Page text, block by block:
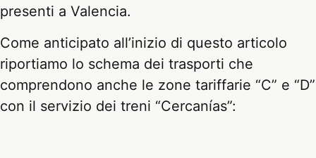
presenti a Valencia.
Come anticipato all’inizio di questo articolo
riportiamo lo schema dei trasporti che
comprendono anche le zone tariffarie “C” e “D”
con il servizio dei treni “Cercanías”: